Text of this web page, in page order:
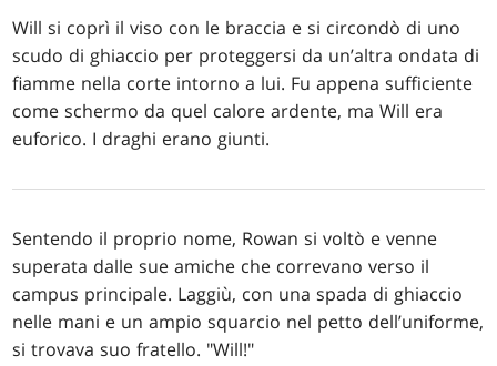
Will si coprì il viso con le braccia e si circondò di uno
scudo di ghiaccio per proteggersi da un’altra ondata di
fiamme nella corte intorno a lui. Fu appena sufficiente
come schermo da quel calore ardente, ma Will era
euforico. I draghi erano giunti.
Sentendo il proprio nome, Rowan si voltò e venne
superata dalle sue amiche che correvano verso il
campus principale. Laggiù, con una spada di ghiaccio
nelle mani e un ampio squarcio nel petto dell’uniforme,
si trovava suo fratello. "Will!"